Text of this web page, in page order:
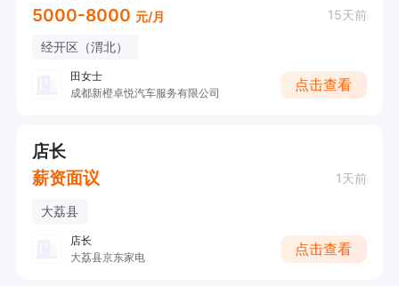
5000-8000 元/月 15天前
经开区（渭北）
田女士
成都新橙卓悦汽车服务有限公司
点击查看
店长
薪资面议
1天前
大荔县
店长
大荔县京东家电
点击查看